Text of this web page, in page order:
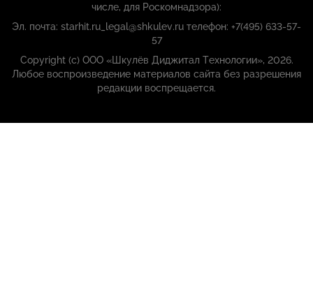
числе, для Роскомнадзора):
Эл. почта: starhit.ru_legal@shkulev.ru телефон: +7(495) 633-57-
57
Copyright (с) ООО «Шкулёв Диджитал Технологии», 2026.
Любое воспроизведение материалов сайта без разрешения
редакции воспрещается.